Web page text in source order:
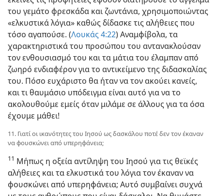
του γεμάτο φρεσκάδα και ζωντάνια, χρησιμοποιώντας
«ελκυστικά λόγια» καθώς δίδασκε τις αλήθειες που
τόσο αγαπούσε. (Λουκάς 4:22) Αναμφίβολα, τα
χαρακτηριστικά του προσώπου του αντανακλούσαν
τον ενθουσιασμό του και τα μάτια του έλαμπαν από
ζωηρό ενδιαφέρον για το αντικείμενο της διδασκαλίας
του. Πόσο ευχάριστο θα ήταν να τον ακούει κανείς,
και τι θαυμάσιο υπόδειγμα είναι αυτό για να το
ακολουθούμε εμείς όταν μιλάμε σε άλλους για τα όσα
έχουμε μάθει!
11. Γιατί οι ικανότητες του Ιησού ως δασκάλου ποτέ δεν τον έκαναν
να φουσκώνει από υπερηφάνεια;
11 Μήπως η οξεία αντίληψη του Ιησού για τις θεϊκές
αλήθειες και τα ελκυστικά του λόγια τον έκαναν να
φουσκώνει από υπερηφάνεια; Αυτό συμβαίνει συχνά